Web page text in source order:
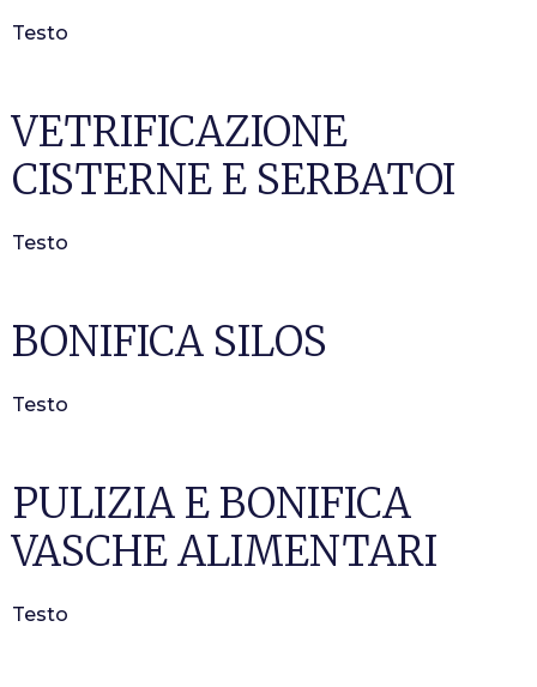
Testo
VETRIFICAZIONE
CISTERNE E SERBATOI
Testo
BONIFICA SILOS
Testo
PULIZIA E BONIFICA
VASCHE ALIMENTARI
Testo